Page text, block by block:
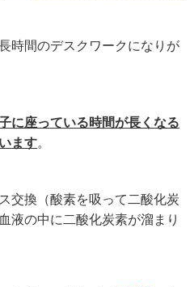
時間のデスクワークになりが
に座っている時間が長くなる
ます。
交換（酸素を吸って二酸化炭
液の中に二酸化炭素が溜まり